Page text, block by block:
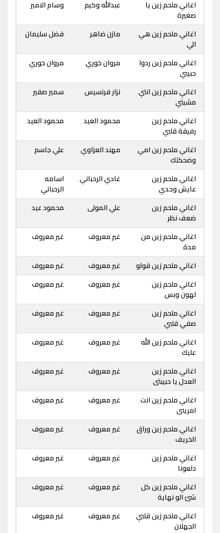
اغاني ملحم زين يا
صغيرة
عبدالله وكيم وسام الامير
اغاني ملحم زين هي
الي
مازن ضاهر فضل سليمان
اغاني ملحم زين ردوا
حبيبي
مروان خوري مروان خوري
اغاني ملحم زين انتي
مشيتي
نزار فرنسيس سمير صفير
اغاني ملحم زين
رفيقة قلبي
محمود العيد محمود العيد
اغاني ملحم زين امي
وضحكتك
مهند العزاوي علي جاسم
اغاني ملحم زين
عايش وحدي
غادي الرحباني
اسامه
الرحباني
اغاني ملحم زين
ضعف نظر
علي المولى محمود عيد
اغاني ملحم زين من
مدة
غير معروف غير معروف
اغاني ملحم زين قولو غير معروف
غير معروف
اغاني ملحم زين
لهون وبس
غير معروف غير معروف
اغاني ملحم زين
صفي قلبي
غير معروف غير معروف
اغاني ملحم زين الله
عليك
غير معروف غير معروف
اغاني ملحم زين
العدل يا حبيبتى
غير معروف غير معروف
اغاني ملحم زين انت
امرينى
غير معروف غير معروف
اغاني ملحم زين وراق
الخريف
غير معروف غير معروف
اغاني ملحم زين
دلعونا
غير معروف غير معروف
اغاني ملحم زين كل
شئ الو نهاية
غير معروف غير معروف
اغاني ملحم زين قلبي
الجهلان
غير معروف غير معروف